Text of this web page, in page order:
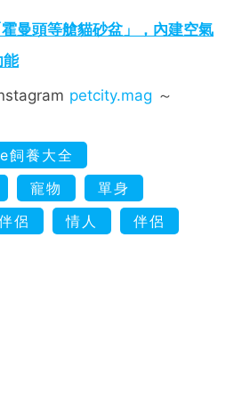
曼頭等艙貓砂盆」，內建空氣
能
petcity.mag ～
養大全
寵物
單身
侶 情人
伴侶